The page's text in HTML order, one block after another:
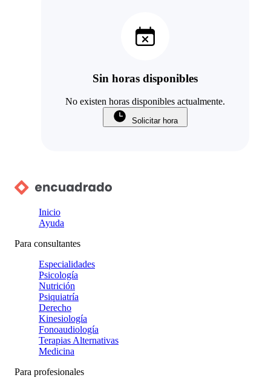
Sin horas disponibles
No existen horas disponibles actualmente.
Solicitar hora
Inicio
Ayuda
Para consultantes
Especialidades
Psicología
Nutrición
Psiquiatría
Derecho
Kinesiología
Fonoaudiología
Terapias Alternativas
Medicina
Para profesionales